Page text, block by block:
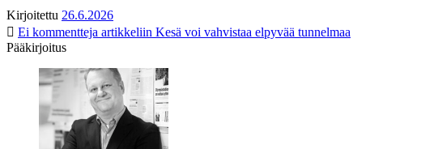
Kirjoitettu 26.6.2026
Ei kommentteja artikkeliin Kesä voi vahvistaa elpyvää tunnelmaa
Pääkirjoitus